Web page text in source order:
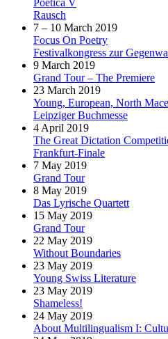
Rausch
7 – 10 March 2019
Focus On Poetry
Festivalkongress zur
9 March 2019
Grand Tour – The Premiere
23 March 2019
Young, European, North
Leipziger Buchmesse
4 April 2019
The Great Dictation
Frankfurt-Finale
7 May 2019
Grand Tour
8 May 2019
Das Lyrische Quartett
15 May 2019
Grand Tour
22 May 2019
Without Boundaries
23 May 2019
Young Swiss Literature
23 May 2019
Shameless!
24 May 2019
About Multilingualism I: